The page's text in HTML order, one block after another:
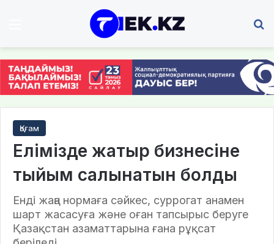
Қоғам
Елімізде жатыр бизнесіне
тыйым салынатын болды
Енді жаңа нормаға сәйкес, суррогат анамен
шарт жасасуға және оған тапсырыс беруге
Қазақстан азаматтарына ғана рұқсат